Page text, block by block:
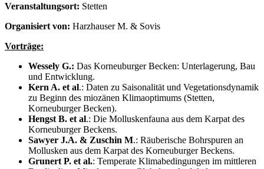
Veranstaltungsort: Stetten
Organisiert von: Harzhauser M. & Sovis
Vorträge:
Wessely G.: Das Korneuburger Becken: Unterlagerung, Bau
und Entwicklung.
Kern A. et al.: Daten zu Saisonalität und Vegetationsdynamik
zu Beginn des miozänen Klimaoptimums (Stetten,
Korneuburger Becken).
Hengst B. et al.: Die Molluskenfauna aus dem Karpat des
Korneuburger Beckens.
Sawyer J.A. & Zuschin M.: Räuberische Bohrspuren an
Mollusken aus dem Karpat des Korneuburger Beckens.
Grunert P. et al.: Temperate Klimabedingungen im mittleren